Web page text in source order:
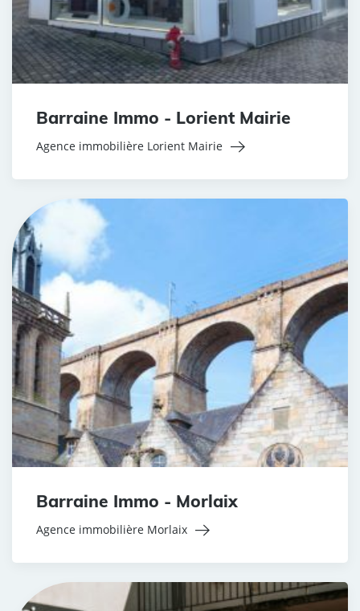
Barraine Immo - Lorient Mairie
Agence immobilière Lorient Mairie
Barraine Immo - Morlaix
Agence immobilière Morlaix